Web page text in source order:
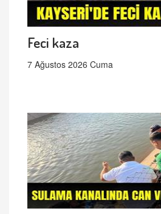
Feci kaza
7 Ağustos 2026 Cuma